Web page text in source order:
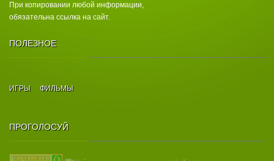
При копировании любой информации,
обязательна ссылка на сайт.
ПОЛЕЗНОЕ
ИГРЫ ФИЛЬМЫ
ПРОГОЛОСУЙ